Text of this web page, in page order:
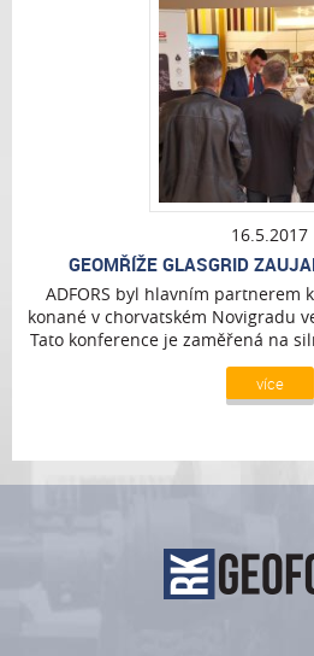
16.5.2017
GEOMŘÍŽE GLASGRID
ADFORS byl hlavním partnerem
konané v chorvatském Novigradu
Tato konference je zaměřená na
bezpečnost
více